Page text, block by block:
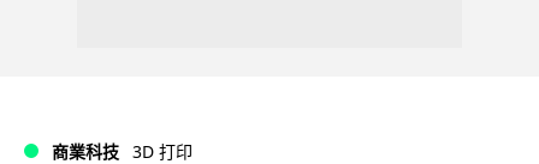
商業科技 3D 打印